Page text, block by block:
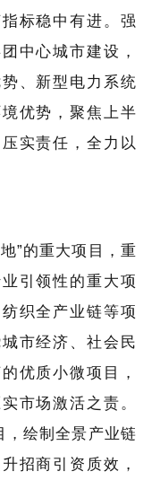
标稳中有进。强
中心城市建设，
、新型电力系统
优势，聚焦上半
实责任，全力以
”的重大项目，重
引领性的重大项
织全产业链等项
城市经济、社会民
优质小微项目，
市场激活之责。
，绘制全景产业链
招商引资质效，